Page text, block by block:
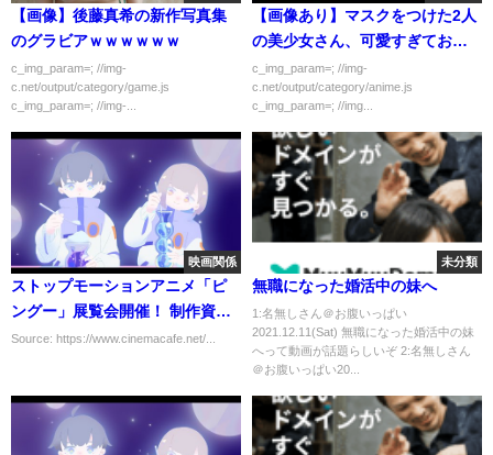
【画像】後藤真希の新作写真集
のグラビアｗｗｗｗｗｗ
c_img_param=; //img-
c.net/output/category/game.js
c_img_param=; //img-...
【画像あり】マスクをつけた2人
の美少女さん、可愛すぎてお前
らは選ぶことができない
c_img_param=; //img-
c.net/output/category/anime.js
c_img_param=; //img...
映画関係
ストップモーションアニメ「ピ
ングー」展覧会開催！ 制作資料
約400点展示
Source: https://www.cinemacafe.net/...
未分類
無職になった婚活中の妹へ
1:名無しさん＠お腹いっぱい
2021.12.11(Sat) 無職になった婚活中の妹
へって動画が話題らしいぞ 2:名無しさん
＠お腹いっぱい20...